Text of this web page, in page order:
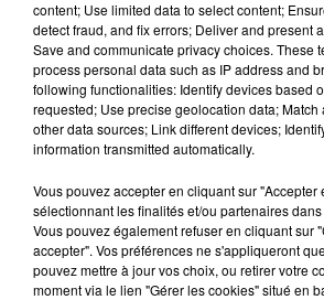
La Bulle -
de Frelinghien !
content; Use limited data to select content;
detect fraud, and fix errors; Deliver and present
Save and communicate privacy choices. These
process personal data such as IP address and
following functionalities: Identify devices based
requested; Use precise geolocation data;
other data sources; Link different devices;
information transmitted automatically.
Vous pouvez accepter en cliquant sur "Accepter
sélectionnant les finalités et/ou partenaires
Vous pouvez également refuser en cliquant sur
accepter". Vos préférences ne s'appliqueront
pouvez mettre à jour vos choix, ou retirer votre
moment via le lien "Gérer les cookies" situé en